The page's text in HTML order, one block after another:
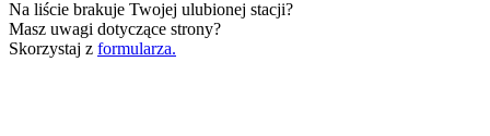
Na liście brakuje Twojej ulubionej stacji?
Masz uwagi dotyczące strony?
Skorzystaj z formularza.